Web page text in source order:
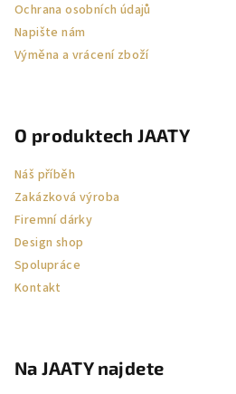
Ochrana osobních údajů
Napište nám
Výměna a vrácení zboží
O produktech JAATY
Náš příběh
Zakázková výroba
Firemní dárky
Design shop
Spolupráce
Kontakt
Na JAATY najdete